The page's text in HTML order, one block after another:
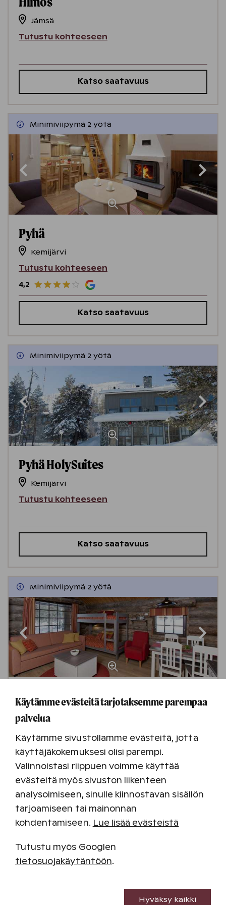
Jämsä
Tutustu kohteeseen
Katso saatavuus
Minimiviipymä 2 yötä
Pyhä
Kemijärvi
Tutustu kohteeseen
4,2
Katso saatavuus
Minimiviipymä 2 yötä
Pyhä HolySuites
Kemijärvi
Tutustu kohteeseen
Katso saatavuus
Minimiviipymä 2 yötä
Ruka
Ruka
Katso saatavuus
Minimiviipymä 2 yötä
Käytämme evästeitä tarjotaksemme parempaa
palvelua
Käytämme sivustollamme evästeitä, jotta
käyttäjäkokemuksesi olisi parempi.
Valinnoistasi riippuen voimme käyttää
evästeitä myös sivuston liikenteen
analysoimiseen, sinulle kiinnostavan sisällön
tarjoamiseen tai mainonnan
kohdentamiseen. Lue lisää evästeistä
Tutustu myös Googlen
tietosuojakäytäntöön.
Hyväksy kaikki